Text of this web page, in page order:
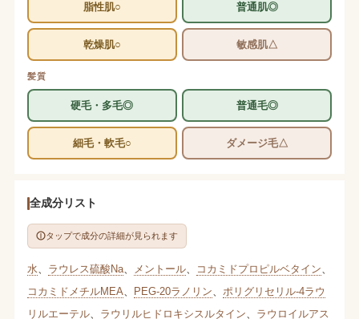
脂性肌○ 普通肌◎
乾燥肌○ 敏感肌△
髪質
硬毛・多毛◎ 普通毛◎
細毛・軟毛○ ダメージ毛△
全成分リスト
タップで成分の詳細が見られます
水 ラウレス硫酸Na、 メントール、 コカミドプロピルベタイン
コカミドメチルMEA
PEG-20ラノリン
ポリグリセリル-4ラウ
リルエーテル、 ラウリルヒドロキシスルタイン
ラウロイルアス